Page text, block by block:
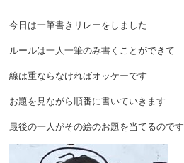
今日は一筆書きリレーをしました
ルールは一人一筆のみ書くことができて
線は重ならなければオッケーです
お題を見ながら順番に書いていきます
最後の一人がその絵のお題を当てるのです